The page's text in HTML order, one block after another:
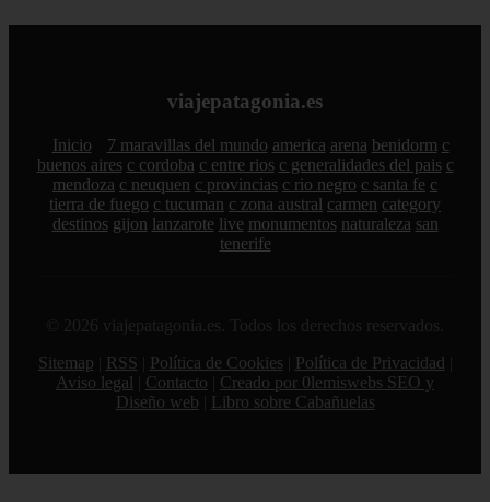
viajepatagonia.es
Inicio 7 maravillas del mundo america arena benidorm c
buenos aires c cordoba c entre rios c generalidades del pais c
mendoza c neuquen c provincias c rio negro c santa fe c
tierra de fuego c tucuman c zona austral carmen category
destinos gijon lanzarote live monumentos naturaleza san
tenerife
© 2026 viajepatagonia.es. Todos los derechos reservados.
Sitemap
RSS Política de Cookies Política de Privacidad
Aviso legal
Contacto
Creado por 0lemiswebs SEO y
Diseño web
Libro sobre Cabañuelas